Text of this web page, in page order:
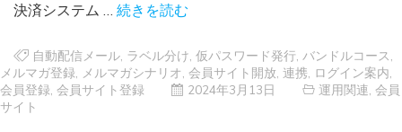
決済システム … 続きを読む
自動配信メール ラベル分け 仮パスワード発行 バンドルコース
メルマガ登録
メルマガシナリオ 会員サイト開放 連携 ログイン案内
会員登録 会員サイト登録 2024年3月13日 運用関連 会員
サイト